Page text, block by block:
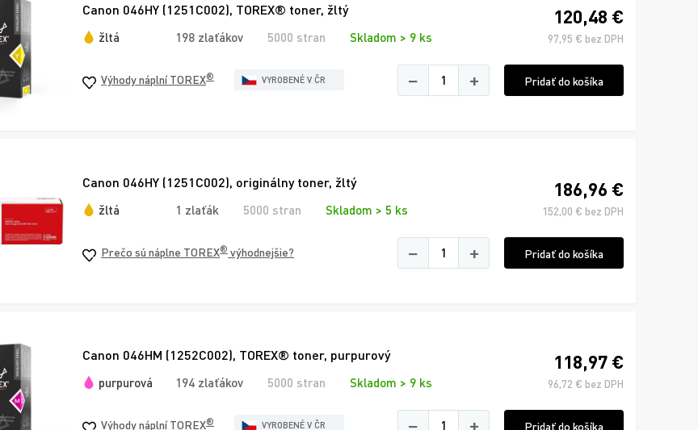
Canon 046HY (1251C002), TOREX® toner, žltý
žltá 198 zlaťákov 5000 stran Skladom > 9 ks
120,48 €
97,95 € bez DPH
Výhody náplní TOREX® VYROBENÉ V ČR − + Pridať do košíka
Canon 046HY (1251C002), originálny toner, žltý
žltá 1 zlaťák 5000 stran Skladom > 5 ks
186,96 €
152,00 € bez DPH
Prečo sú náplne TOREX® výhodnejšie? − + Pridať do košíka
Canon 046HM (1252C002), TOREX® toner, purpurový
purpurová 194 zlaťákov 5000 stran Skladom > 9 ks
118,97 €
96,72 € bez DPH
Výhody náplní TOREX® VYROBENÉ V ČR − + Pridať do košíka